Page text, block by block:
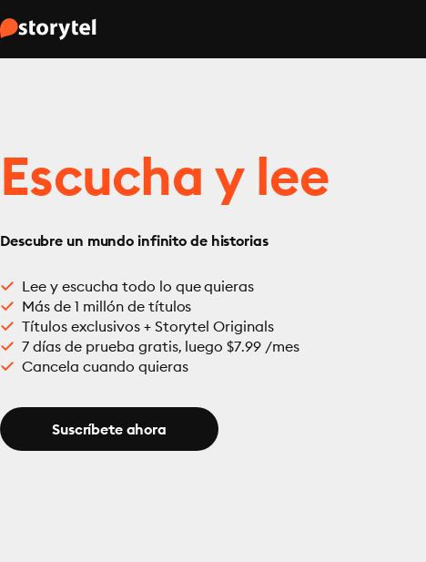
Escucha y lee
Descubre un mundo infinito de historias
Lee y escucha todo lo que quieras
Más de 1 millón de títulos
Títulos exclusivos + Storytel Originals
7 días de prueba gratis, luego $7.99 /mes
Cancela cuando quieras
Suscríbete ahora